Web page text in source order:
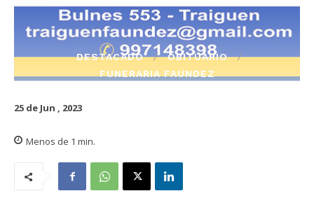
DESTACADO
OBITUARIO
FUNERARIA FAUNDEZ
25 de Jun , 2023
Menos de 1 min.